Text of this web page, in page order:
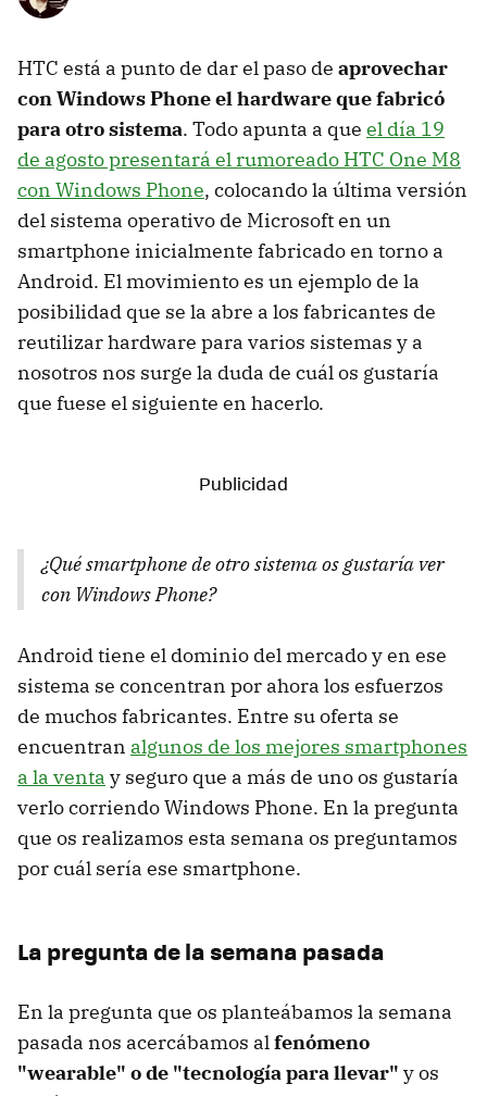
HTC está a punto de dar el paso de aprovechar
con Windows Phone el hardware que fabricó
para otro sistema. Todo apunta a que el día 19
de agosto presentará el rumoreado HTC One M8
con Windows Phone, colocando la última versión
del sistema operativo de Microsoft en un
smartphone inicialmente fabricado en torno a
Android. El movimiento es un ejemplo de la
posibilidad que se la abre a los fabricantes de
reutilizar hardware para varios sistemas y a
nosotros nos surge la duda de cuál os gustaría
que fuese el siguiente en hacerlo.
¿Qué smartphone de otro sistema os gustaría ver
con Windows Phone?
Android tiene el dominio del mercado y en ese
sistema se concentran por ahora los esfuerzos
de muchos fabricantes. Entre su oferta se
encuentran algunos de los mejores smartphones
a la venta y seguro que a más de uno os gustaría
verlo corriendo Windows Phone. En la pregunta
que os realizamos esta semana os preguntamos
por cuál sería ese smartphone.
La pregunta de la semana pasada
En la pregunta que os planteábamos la semana
pasada nos acercábamos alfenómeno
"wearable" o de "tecnología para llevar" y os